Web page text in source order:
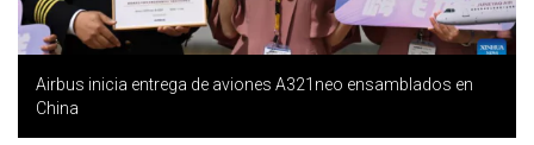
Airbus inicia entrega de aviones A321neo ensamblados en
China